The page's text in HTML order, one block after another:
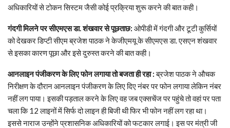
अधिकारियों से टोकन सिस्टम जैसी कोई प्रक्रिया शुरू करने की बात कही।
गंदगी मिलने पर सीएमएस डा. शंखवार से पूछताछ: ओपीडी में गंदगी और टूटी कुर्सियों
को देखकर डिप्टी सीएम ब्रजेश पाठक ने केजीएमयू के सीएमएस डा. एसएन शंखवार
से इसका कारण पूछा और इसे दुरुस्त करने की बात कही।
आनलाइन पंजीकरण के लिए फोन लगाया तो बजता ही रहा :ब्रजेश पाठक ने औचक
निरीक्षण के दौरान आनलाइन पंजीकरण के लिए दिए नंबर पर फोन लगाया लेकिन नंबर
नहीं लग पाया। इसकी पड़ताल करने के लिए वह जब एक्सचेंज पर पहुंचे तो वहां पर पता
चला कि 12 लाइनों में सिर्फ दो लाइन ही बिजी थी फिर भी फोन नहीं लग रहा था।
इससे नाराज उन्होंने प्रशासनिक अधिकारियों को फटकार लगाई। इस पर मंत्री जी